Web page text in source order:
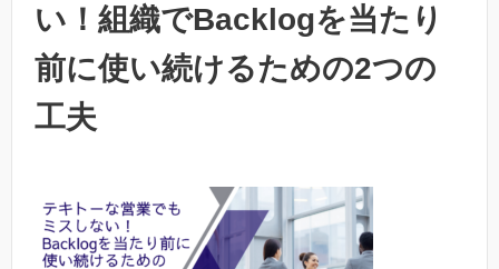
い！組織でBacklogを当たり
前に使い続けるための2つの
工夫